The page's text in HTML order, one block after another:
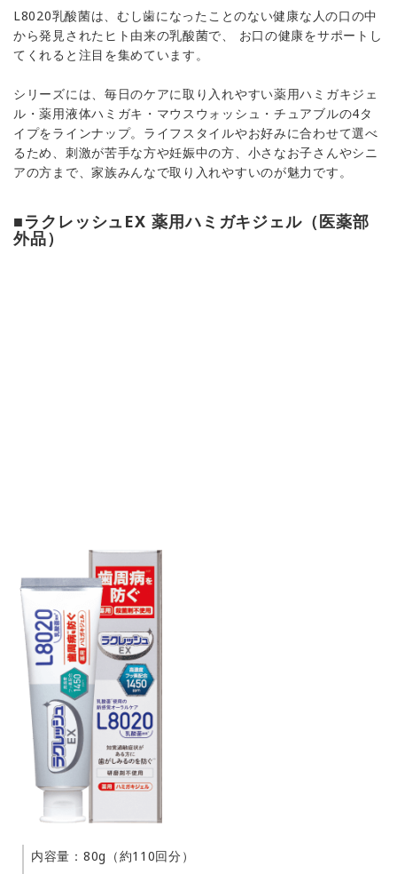
L8020乳酸菌は、むし歯になったことのない健康な人の口の中
から発見されたヒト由来の乳酸菌で、 お口の健康をサポートし
てくれると注目を集めています。
シリーズには、毎日のケアに取り入れやすい薬用ハミガキジェ
ル・薬用液体ハミガキ・マウスウォッシュ・チュアブルの4タ
イプをラインナップ。ライフスタイルやお好みに合わせて選べ
るため、刺激が苦手な方や妊娠中の方、小さなお子さんやシニ
アの方まで、家族みんなで取り入れやすいのが魅力です。
■ラクレッシュEX 薬用ハミガキジェル（医薬部
外品）
内容量：80g（約110回分）